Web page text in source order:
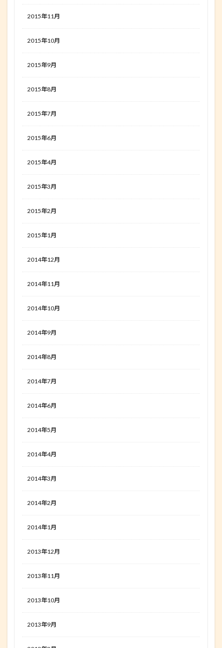
2015年11月
2015年10月
2015年9月
2015年8月
2015年7月
2015年6月
2015年4月
2015年3月
2015年2月
2015年1月
2014年12月
2014年11月
2014年10月
2014年9月
2014年8月
2014年7月
2014年6月
2014年5月
2014年4月
2014年3月
2014年2月
2014年1月
2013年12月
2013年11月
2013年10月
2013年9月